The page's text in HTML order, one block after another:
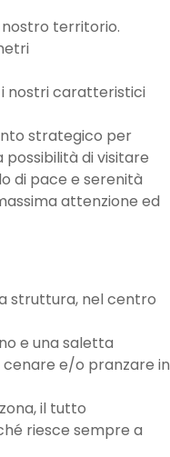
nostro territorio.
nostri caratteristici
strategico per
di visitare
di pace e serenità
attenzione ed
struttura, nel centro
e una saletta
cenare e/o pranzare in
il tutto
riesce sempre a